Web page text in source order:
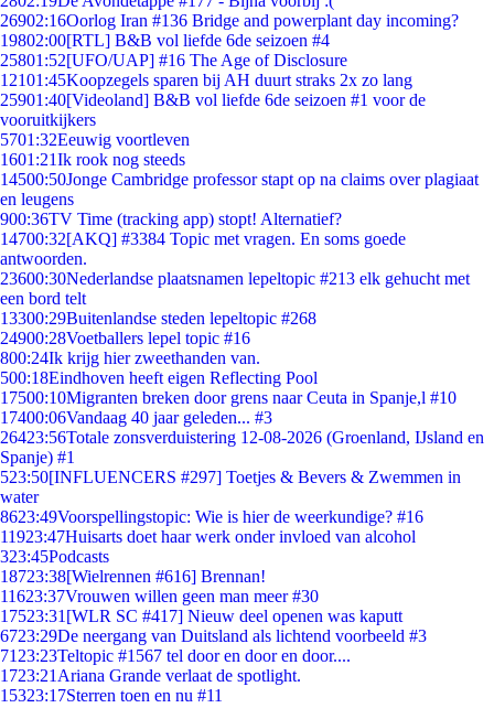
26902:16Oorlog Iran #136 Bridge and powerplant day incoming?
19802:00[RTL] B&B vol liefde 6de seizoen #4
25801:52[UFO/UAP] #16 The Age of Disclosure
12101:45Koopzegels sparen bij AH duurt straks 2x zo lang
25901:40[Videoland] B&B vol liefde 6de seizoen #1 voor de
vooruitkijkers
5701:32Eeuwig voortleven
1601:21Ik rook nog steeds
14500:50Jonge Cambridge professor stapt op na claims over plagiaat
en leugens
900:36TV Time (tracking app) stopt! Alternatief?
14700:32[AKQ] #3384 Topic met vragen. En soms goede
antwoorden.
23600:30Nederlandse plaatsnamen lepeltopic #213 elk gehucht met
een bord telt
13300:29Buitenlandse steden lepeltopic #268
24900:28Voetballers lepel topic #16
800:24Ik krijg hier zweethanden van.
500:18Eindhoven heeft eigen Reflecting Pool
17500:10Migranten breken door grens naar Ceuta in Spanje,l #10
17400:06Vandaag 40 jaar geleden... #3
26423:56Totale zonsverduistering 12-08-2026 (Groenland, IJsland en
Spanje) #1
523:50[INFLUENCERS #297] Toetjes & Bevers & Zwemmen in
water
8623:49Voorspellingstopic: Wie is hier de weerkundige? #16
11923:47Huisarts doet haar werk onder invloed van alcohol
323:45Podcasts
18723:38[Wielrennen #616] Brennan!
11623:37Vrouwen willen geen man meer #30
17523:31 [WLR SC #417] Nieuw deel openen was kaputt
6723:29De neergang van Duitsland als lichtend voorbeeld #3
71 23:23Teltopic #1567 tel door en door en door....
1723:21 Ariana Grande verlaat de spotlight.
15323:17Sterren toen en nu #11